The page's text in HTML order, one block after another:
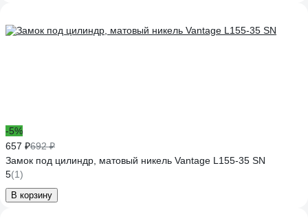
-5%
657 ₽692 ₽
Замок под цилиндр, матовый никель Vantage L155-35 SN
5(1)
В корзину